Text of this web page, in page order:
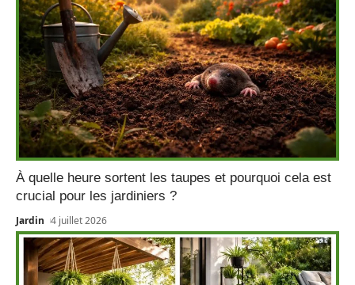
À quelle heure sortent les taupes et pourquoi cela est
crucial pour les jardiniers ?
Jardin 4 juillet 2026